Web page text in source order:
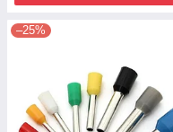
–25%